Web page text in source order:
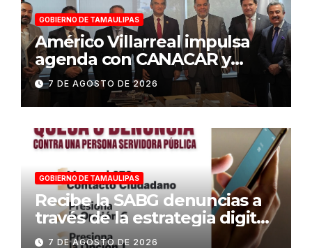
GOBIERNO DE TAMAULIPAS
Américo Villarreal impulsa
agenda con CANACAR y
CONCAMIN para fortalecer la
competitividad de
Tamaulipas
7 DE AGOSTO DE 2026
GOBIERNO DE TAMAULIPAS
Recibe la SABG denuncias a
través de la estrategia digital
«Tamaulipas te conecta»
7 DE AGOSTO DE 2026